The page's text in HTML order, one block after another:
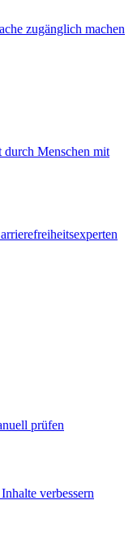
zugänglich machen
durch Menschen mit
prüfen
verbessern